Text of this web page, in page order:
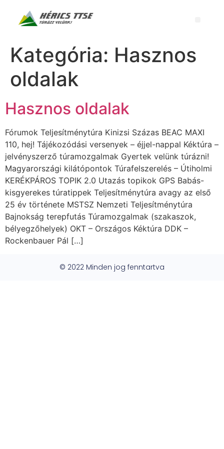
Kategória: Hasznos
oldalak
Hasznos oldalak
Fórumok Teljesítménytúra Kinizsi Százas BEAC MAXI
110, hej! Tájékozódási versenyek – éjjel-nappal Kéktúra –
jelvényszerző túramozgalmak Gyertek velünk túrázni!
Magyarországi kilátópontok Túrafelszerelés – Útiholmi
KERÉKPÁROS TOPIK 2.0 Utazás topikok GPS Babás-
kisgyerekes túratippek Teljesítménytúra avagy az első
25 év története MSTSZ Nemzeti Teljesítménytúra
Bajnokság terepfutás Túramozgalmak (szakaszok,
bélyegzőhelyek) OKT – Országos Kéktúra DDK –
Rockenbauer Pál […]
© 2022 Minden jog fenntartva